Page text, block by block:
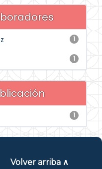
1
1
1
Volver arriba ∧